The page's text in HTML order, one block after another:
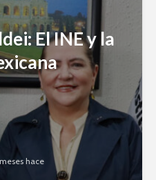
El INE y la
hace